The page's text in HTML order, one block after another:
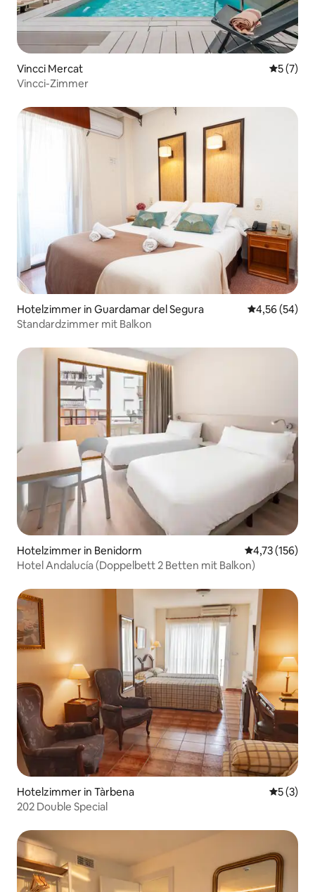
Vincci Mercat
5 (7)
Vincci-Zimmer
Hotelzimmer in Guardamar del Segura
4,56 (54)
Standardzimmer mit Balkon
Hotelzimmer in Benidorm
4,73 (156)
Hotel Andalucía (Doppelbett 2 Betten mit Balkon)
Hotelzimmer in Tàrbena
5 (3)
202 Double Special